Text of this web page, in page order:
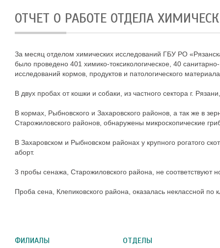
ОТЧЕТ О РАБОТЕ ОТДЕЛА
За месяц отделом химических исследований ГБУ РО
было проведено 401 химико-токсикологическое, 40
исследований кормов, продуктов и патологического
В двух пробах от кошки и собаки, из частного сектора г.
В кормах, Рыбновского и Захаровского районов, а так же в
Старожиловского районов, обнаружены микроскопические
В Захаровском и Рыбновском районах у крупного рогатого
аборт.
3 пробы сенажа, Старожиловского района, не соответствуют
Проба сена, Клепиковского района, оказалась неклассной по
ФИЛИАЛЫ ОТДЕЛЫ